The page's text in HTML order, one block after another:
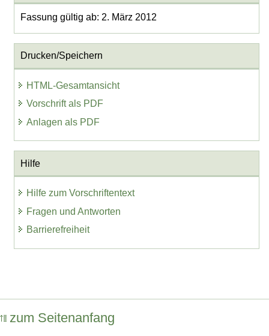
Fassung gültig ab: 2. März 2012
Drucken/Speichern
HTML-Gesamtansicht
Vorschrift als PDF
Anlagen als PDF
Hilfe
Hilfe zum Vorschriftentext
Fragen und Antworten
Barrierefreiheit
zum Seitenanfang